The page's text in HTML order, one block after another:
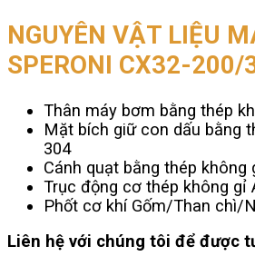
NGUYÊN VẬT LIỆU
SPERONI CX32-200/
Thân máy bơm bằng thép
Mặt bích giữ con dấu bằng
304
Cánh quạt bằng thép không
Trục động cơ thép không gỉ
Phốt cơ khí Gốm/Than chì/
Liên hệ với chúng tôi để được